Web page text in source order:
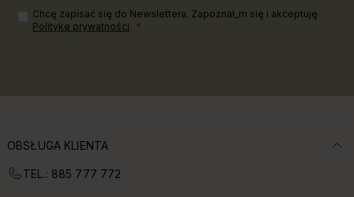
Chcę zapisać się do Newslettera. Zapoznał_m się i akceptuję
Politykę prywatności.
OBSŁUGA KLIENTA
TEL.: 885 777 772